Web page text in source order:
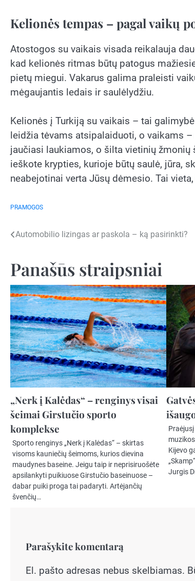
Kelionės tempas – pagal vaikų
Atostogos su vaikais visada reikalauja
kad kelionės ritmas būtų patogus
pietų miegui. Vakarus galima praleisti
mėgaujantis ledais ir saulėlydžiu.
Kelionės į Turkiją su vaikais – tai
leidžia tėvams atsipalaiduoti, o vaikams
jaučiasi laukiamos, o šilta vietinių
ieškote krypties, kurioje būtų saulė, jūra,
neabejotinai verta Jūsų dėmesio. Tai
PRAMOGOS
Navigacija
įrašų
Automobilio lizingas ar paskola – ką pasirinkti?
Panašūs straipsniai
„Nerk į Kalėdas“ – renginys visai
šeimai Girstučio sporto
komplekse
Sporto renginys „Nerk į Kalėdas“ – skirtas
visoms kauniečių šeimoms, kurios dievina
maudynes baseine. Jeigu taip ir neprisiruošėte
apsilankyti puikiuose Girstučio baseinuose –
dabar puiki proga tai padaryti. Artėjančių
švenčių…
Kijevo
Jurgis
Parašykite komentarą
El. pašto adresas nebus skelbiamas.